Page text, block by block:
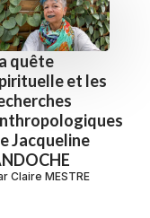
quête
et les
Jacqueline
Claire MESTRE